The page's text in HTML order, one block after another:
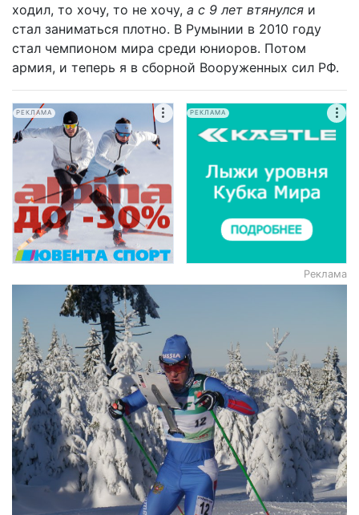
ходил, то хочу, то не хочу, а с 9 лет втянулся и
стал заниматься плотно. В Румынии в 2010 году
стал чемпионом мира среди юниоров. Потом
армия, и теперь я в сборной Вооруженных сил РФ.
РЕКЛАМА РЕКЛАМА
Реклама